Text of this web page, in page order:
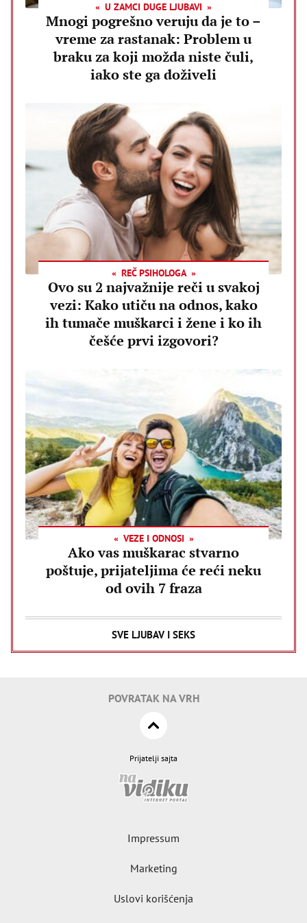
U ZAMCI DUGE LJUBAVI
Mnogi pogrešno veruju da je to –
vreme za rastanak: Problem u
braku za koji možda niste čuli,
iako ste ga doživeli
REČ PSIHOLOGA
Ovo su 2 najvažnije reči u svakoj
vezi: Kako utiču na odnos, kako
ih tumače muškarci i žene i ko ih
češće prvi izgovori?
VEZE I ODNOSI
Ako vas muškarac stvarno
poštuje, prijateljima će reći neku
od ovih 7 fraza
SVE LJUBAV I SEKS
POVRATAK NA VRH
Prijatelji sajta
Impressum
Marketing
Uslovi korišćenja